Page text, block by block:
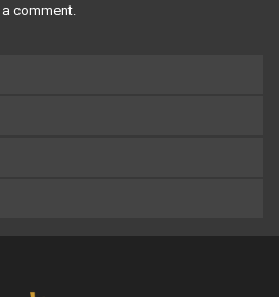
comment.